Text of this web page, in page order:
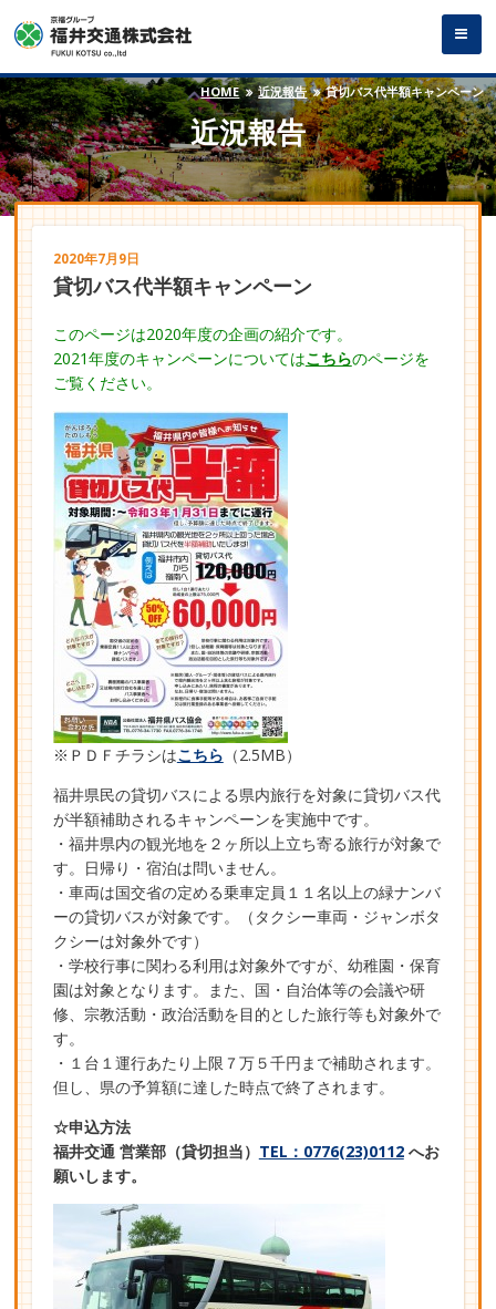
近況報告
HOME 近況報告 貸切バス代半額キャンペーン
2020年7月9日
貸切バス代半額キャンペーン
このページは2020年度の企画の紹介です。
2021年度のキャンペーンについてはこちらのページを
ご覧ください。
※ＰＤＦチラシはこちら （2.5MB）
福井県民の貸切バスによる県内旅行を対象に貸切バス代
が半額補助されるキャンペーンを実施中です。
・福井県内の観光地を２ヶ所以上立ち寄る旅行が対象で
す。日帰り・宿泊は問いません。
・車両は国交省の定める乗車定員１１名以上の緑ナンバ
ーの貸切バスが対象です。（タクシー車両・ジャンボタ
クシーは対象外です）
・学校行事に関わる利用は対象外ですが、幼稚園・保育
園は対象となります。また、国・自治体等の会議や研
修、宗教活動・政治活動を目的とした旅行等も対象外で
す。
・１台１運行あたり上限７万５千円まで補助されます。
但し、県の予算額に達した時点で終了されます。
☆申込方法
福井交通 営業部（貸切担当） TEL：0776(23)0112へお
願いします。